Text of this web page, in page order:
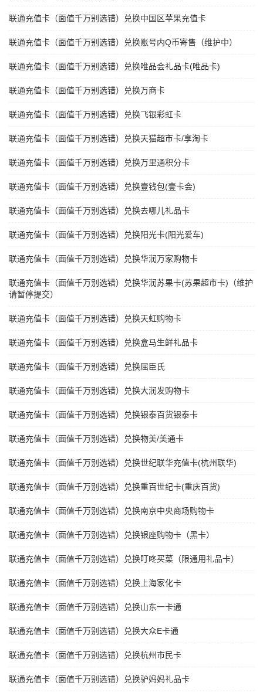
联通充值卡（面值千万别选错）兑换中国区苹果充值卡
联通充值卡（面值千万别选错）兑换账号内Q币寄售（维护中）
联通充值卡（面值千万别选错）兑换唯品会礼品卡(唯品卡)
联通充值卡（面值千万别选错）兑换万商卡
联通充值卡（面值千万别选错）兑换飞银彩虹卡
联通充值卡（面值千万别选错）兑换天猫超市卡/享淘卡
联通充值卡（面值千万别选错）兑换万里通积分卡
联通充值卡（面值千万别选错）兑换壹钱包(壹卡会)
联通充值卡（面值千万别选错）兑换去哪儿礼品卡
联通充值卡（面值千万别选错）兑换阳光卡(阳光爱车)
联通充值卡（面值千万别选错）兑换华润万家购物卡
联通充值卡（面值千万别选错）兑换华润苏果卡(苏果超市卡)（维护
请暂停提交）
联通充值卡（面值千万别选错）兑换天虹购物卡
联通充值卡（面值千万别选错）兑换盒马生鲜礼品卡
联通充值卡（面值千万别选错）兑换屈臣氏
联通充值卡（面值千万别选错）兑换大润发购物卡
联通充值卡（面值千万别选错）兑换银泰百货银泰卡
联通充值卡（面值千万别选错）兑换物美/美通卡
联通充值卡（面值千万别选错）兑换世纪联华充值卡(杭州联华)
联通充值卡（面值千万别选错）兑换重百世纪卡(重庆百货)
联通充值卡（面值千万别选错）兑换南京中央商场购物卡
联通充值卡（面值千万别选错）兑换银座购物卡（黑卡）
联通充值卡（面值千万别选错）兑换叮咚买菜（限通用礼品卡）
联通充值卡（面值千万别选错）兑换上海家化卡
联通充值卡（面值千万别选错）兑换山东一卡通
联通充值卡（面值千万别选错）兑换大众E卡通
联通充值卡（面值千万别选错）兑换杭州市民卡
联通充值卡（面值千万别选错）兑换驴妈妈礼品卡